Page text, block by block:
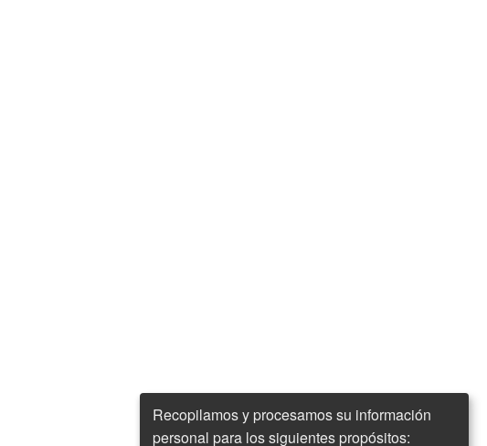
Recopilamos y procesamos su información
personal para los siguientes propósitos: